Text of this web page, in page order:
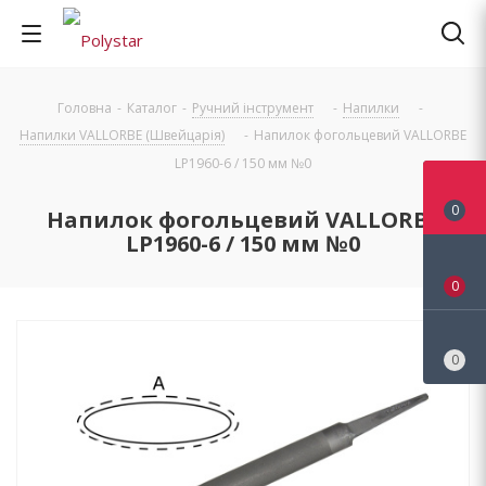
Головна - Каталог - Ручний інструмент - Напилки
-
Напилки VALLORBE (Швейцарія)
- Напилок фогольцевий VALLORBE
LP1960-6 / 150 мм №0
Напилок фогольцевий VALLORBE
LP1960-6 / 150 мм №0
0
0
0